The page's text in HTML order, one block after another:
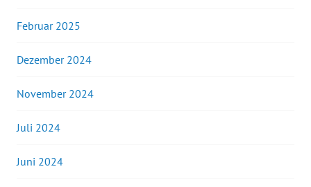
Februar 2025
Dezember 2024
November 2024
Juli 2024
Juni 2024